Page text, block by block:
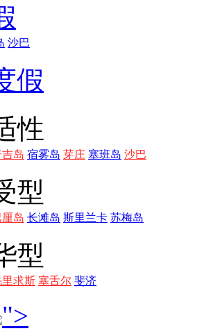
沙巴
假
性
岛 宿雾岛 芽庄 塞班岛 沙巴
型
厘岛 长滩岛 斯里兰卡 苏梅岛
型
里求斯 塞舌尔 斐济
">